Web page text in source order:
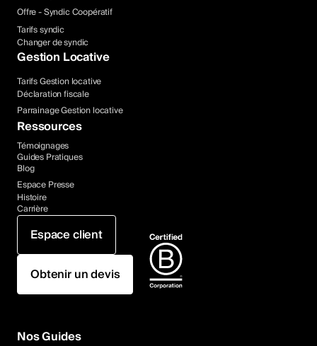
Offre - Syndic Coopératif
Tarifs syndic
Changer de syndic
Gestion Locative
Tarifs Gestion locative
Déclaration fiscale
Parrainage Gestion locative
Ressources
Témoignages
Guides Pratiques
Blog
Espace Presse
Histoire
Carrière
Espace client
Obtenir un devis
Nos Guides